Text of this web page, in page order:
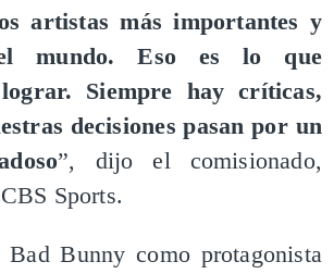
artistas más importantes y
mundo. Eso es lo que
Siempre hay críticas,
decisiones pasan por un
”, dijo el comisionado,
Sports.
Bunny como protagonista